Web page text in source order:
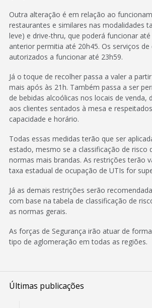
Outra alteração é em relação ao
restaurantes e similares nas modalidades
leve) e drive-thru, que poderá funcionar até
anterior permitia até 20h45. Os serviços
autorizados a funcionar até 23h59.
Já o toque de recolher passa a valer a
mais após às 21h. Também passa a ser
de bebidas alcoólicas nos locais de venda,
aos clientes sentados à mesa e
capacidade e horário.
Todas essas medidas terão que ser
estado, mesmo se a classificação de risco
normas mais brandas. As restrições terão
taxa estadual de ocupação de UTIs for
Já as demais restrições serão
com base na tabela de classificação de
as normas gerais.
As forças de Segurança irão atuar de
tipo de aglomeração em todas as regiões.
Últimas publicações